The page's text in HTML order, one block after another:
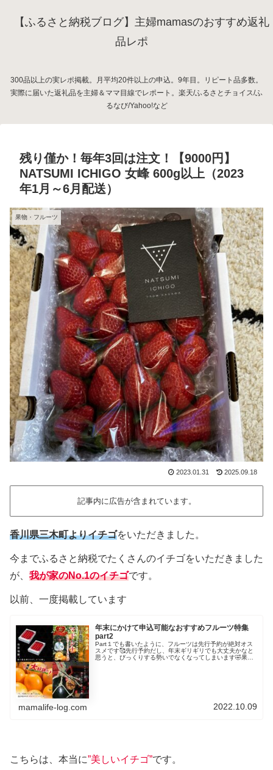
【ふるさと納税ブログ】主婦mamasのおすすめ返礼
品レポ
300品以上の実レポ掲載。月平均20件以上の申込。9年目。リピート品多数。
実際に届いた返礼品を主婦＆ママ目線でレポート。楽天/ふるさとチョイス/ふ
るなび/Yahoo!など
残り僅か！毎年3回は注文！【9000円】
NATSUMI ICHIGO 女峰 600g以上（2023
年1月～6月配送）
果物・フルーツ
2023.01.31 2025.09.18
記事内に広告が含まれています。
香川県三木町よりイチゴをいただきました。
今までふるさと納税でたくさんのイチゴをいただきました
が、 我が家のNo.1のイチゴです。
以前、一度掲載しています
年末にかけて申込可能なおすすめフルーツ特集
part2
Part１でも書いたように、フルーツは先行予約が絶対オス
スメです🥰先行予約だし、年末ギリギリでも大丈夫かなと
思うと、びっくりする勢いでなくなってしまいます🤣果物
mamalife-log.com 2022.10.09
こちらは、本当に”美しいイチゴ”です。